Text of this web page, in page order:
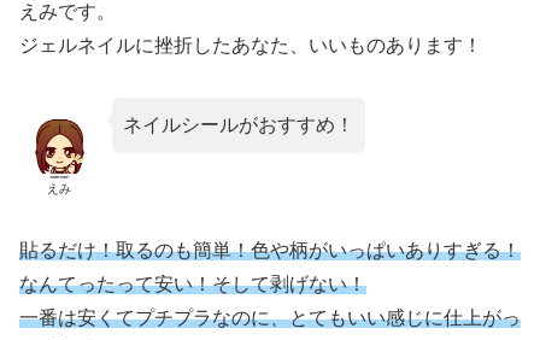
えみです。
ジェルネイルに挫折したあなた、いいものあります！
えみ
ネイルシールがおすすめ！
貼るだけ！取るのも簡単！色や柄がいっぱいありすぎる！
なんてったって安い！そして剥げない！
一番は安くてプチプラなのに、とてもいい感じに仕上がっ